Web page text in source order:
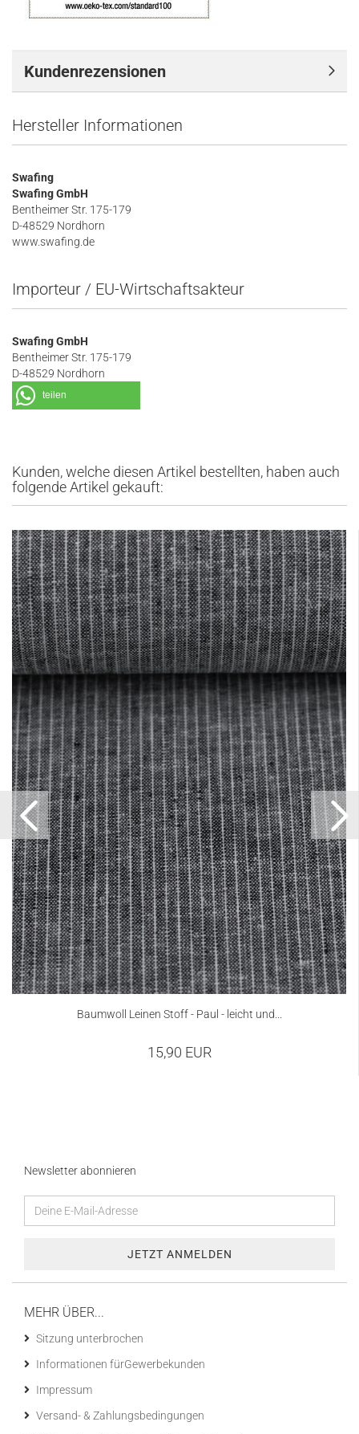
Kundenrezensionen
Hersteller Informationen
Swafing
Swafing GmbH
Bentheimer Str. 175-179
D-48529 Nordhorn
www.swafing.de
Importeur / EU-Wirtschaftsakteur
Swafing GmbH
Bentheimer Str. 175-179
D-48529 Nordhorn
teilen
Kunden, welche diesen Artikel bestellten, haben auch
folgende Artikel gekauft:
Baumwoll Leinen Stoff - Paul - leicht und...
15,90 EUR
Newsletter abonnieren
MEHR ÜBER...
Sitzung unterbrochen
Informationen fürGewerbekunden
Impressum
Versand- & Zahlungsbedingungen